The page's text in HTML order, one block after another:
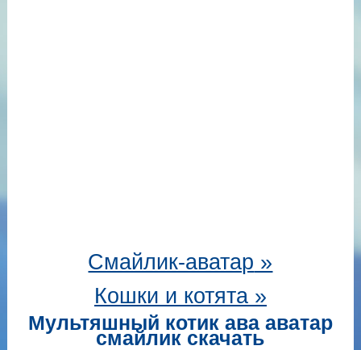
Смайлик-аватар »
Кошки и котята »
Мультяшный котик ава аватар
смайлик скачать